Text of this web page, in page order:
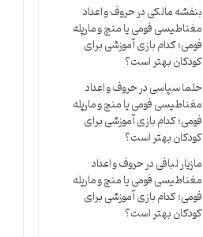
بنفشه مالکیدرحروف و اعداد
مغناطیسی فومی یا منچ و مارپله
فومی؛ کدام بازی آموزشی برای
کودکان بهتر است؟
حلما سپاسیدرحروف و اعداد
مغناطیسی فومی یا منچ و مارپله
فومی؛ کدام بازی آموزشی برای
کودکان بهتر است؟
مازیار لبافیدرحروف و اعداد
مغناطیسی فومی یا منچ و مارپله
فومی؛ کدام بازی آموزشی برای
کودکان بهتر است؟